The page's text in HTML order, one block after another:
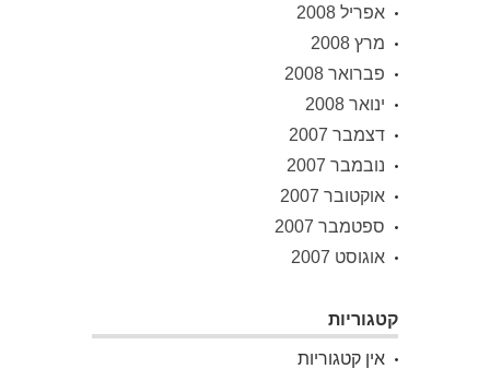
אפריל 2008
מרץ 2008
פברואר 2008
ינואר 2008
דצמבר 2007
נובמבר 2007
אוקטובר 2007
ספטמבר 2007
אוגוסט 2007
קטגוריות
אין קטגוריות